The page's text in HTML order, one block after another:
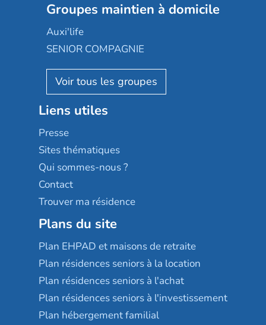
Les jardins d'Arcadie
Occitalia
Appartseniors
Reseda
Stella management
Les villages d'or
Sérénys
Résidences services Villa Médicis
Groupe SOS
Le Noble Âge
Almage
Résidalya
Groupe aplus
Groupes maintien à domicile
Auxi'life
SENIOR COMPAGNIE
AGE D'OR Services
Liens utiles
Presse
Sites thématiques
Qui sommes-nous ?
Contact
Trouver ma résidence
Plans du site
Plan EHPAD et maisons de retraite
Plan résidences seniors à la location
Plan résidences seniors à l'achat
Plan résidences seniors à l'investissement
Plan hébergement familial